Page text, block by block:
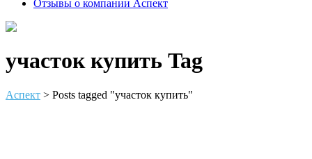
Отзывы о компании Аспект
участок купить Tag
Аспект > Posts tagged "участок купить"